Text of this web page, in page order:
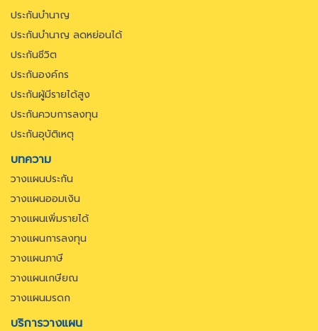
ประกันบำนาญ
ประกันบำนาญ ลดหย่อนได้
ประกันชีวิต
ประกันองค์กร
ประกันผู้มีรายได้สูง
ประกันควบการลงทุน
ประกันอุบัติเหตุ
บทความ
วางแผนประกัน
วางแผนออมเงิน
วางแผนเพิ่มรายได้
วางแผนการลงทุน
วางแผนภาษี
วางแผนเกษียณ
วางแผนมรดก
บริการวางแผน